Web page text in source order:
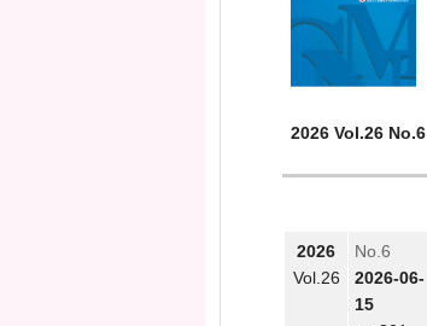
2026 Vol.26 No.6
2026
Vol.26
No.6
2026-06-
15